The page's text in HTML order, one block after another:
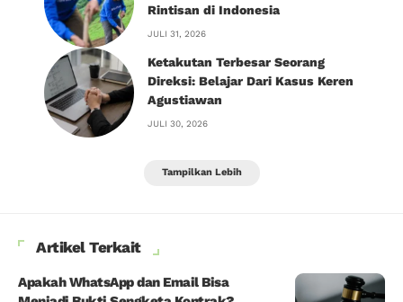
Rintisan di Indonesia
JULI 31, 2026
Ketakutan Terbesar Seorang
Direksi: Belajar Dari Kasus Keren
Agustiawan
JULI 30, 2026
Tampilkan Lebih
Artikel Terkait
Apakah WhatsApp dan Email Bisa